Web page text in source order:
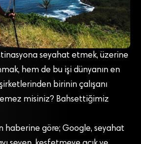
seyahat etmek, üzerine
hem de bu işi dünyanın en
birinin çalışanı
misiniz? Bahsettiğimiz
haberine göre; Google, seyahat